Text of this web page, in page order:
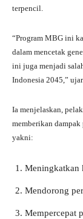
terpencil.
“Program MBG ini
dalam mencetak
ini juga menjadi
Indonesia 2045,”
Ia menjelaskan,
memberikan
yakni:
Meningkatkan
Mendorong
Mempercepat